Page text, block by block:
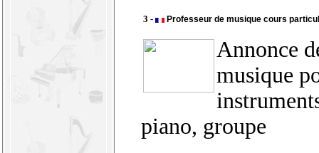
3 - Professeur de musique cours
Annonce
musique
piano, groupe